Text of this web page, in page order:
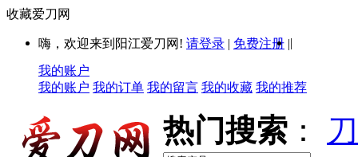
收藏爱刀网
嗨，欢迎来到阳江爱刀网! 请登录 | 免费注册 ||
我的账户
我的账户 我的订单 我的留言 我的收藏 我的推荐
热门搜索 ：